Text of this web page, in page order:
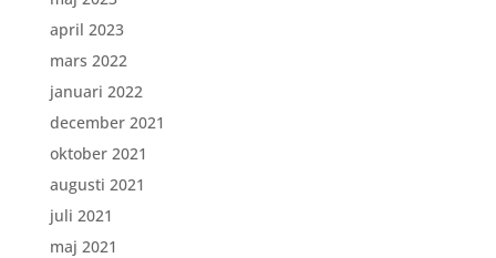
april 2023
mars 2022
januari 2022
december 2021
oktober 2021
augusti 2021
juli 2021
maj 2021